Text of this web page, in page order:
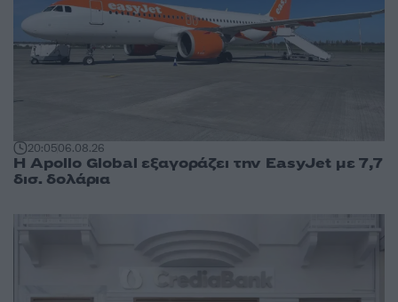
20:0506.08.26
Η Apollo Global εξαγοράζει την EasyJet με 7,7
δισ. δολάρια